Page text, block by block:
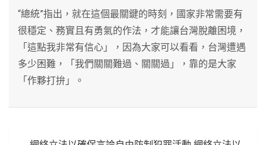
“總統”指出，就在這個最關鍵的時刻，國家非常需要有
很穩定、務實且有勇氣的作法，才能讓台灣脫離困境，
「這點我非常有信心」，因為大家可以看看，台灣遭遇
多少困難，「我們關關難過、關關過」，靠的是大家
「作夥打拚」。